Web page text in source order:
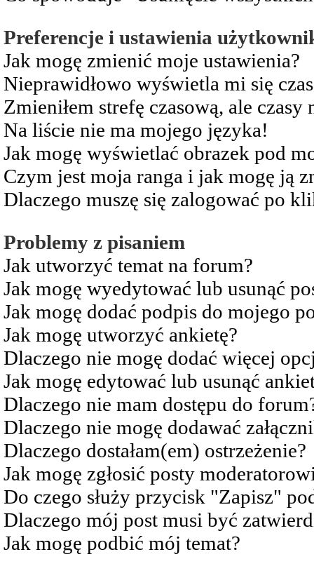
Preferencje i ustawienia
Jak mogę zmienić moje ustawienia?
Nieprawidłowo wyświetla mi się
Zmieniłem strefę czasową, ale czasy
Na liście nie ma mojego języka!
Jak mogę wyświetlać obrazek pod
Czym jest moja ranga i jak mogę ją
Dlaczego muszę się zalogować po
Problemy z pisaniem
Jak utworzyć temat na forum?
Jak mogę wyedytować lub usunąć
Jak mogę dodać podpis do mojego
Jak mogę utworzyć ankietę?
Dlaczego nie mogę dodać więcej
Jak mogę edytować lub usunąć
Dlaczego nie mam dostępu do
Dlaczego nie mogę dodawać
Dlaczego dostałam(em) ostrzeżenie?
Jak mogę zgłosić posty
Do czego służy przycisk "Zapisz"
Dlaczego mój post musi być
Jak mogę podbić mój temat?